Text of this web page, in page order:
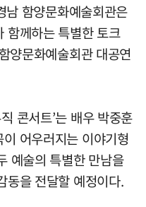
함양문화예술회관은
함께하는 특별한 토크
양문화예술회관 대공연
콘서트’는 배우 박중훈
어우러지는 이야기형
예술의 특별한 만남을
동을 전달할 예정이다.